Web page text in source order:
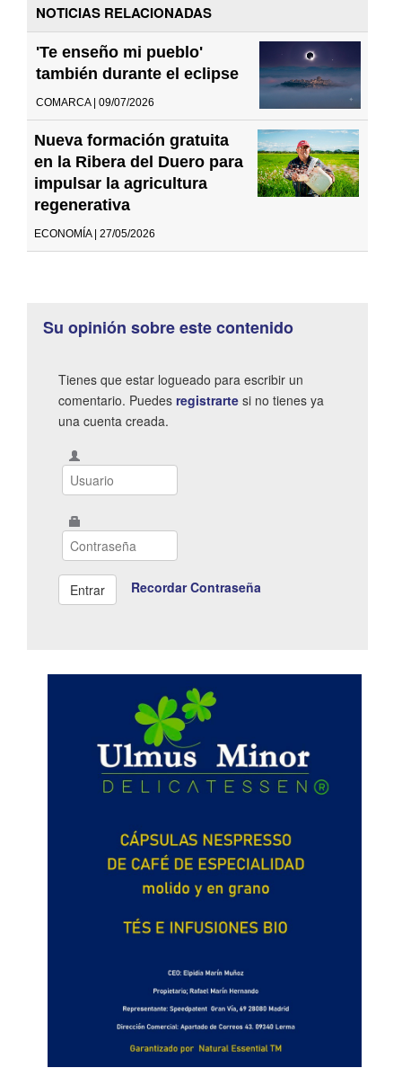
NOTICIAS RELACIONADAS
'Te enseño mi pueblo'
también durante el eclipse
COMARCA | 09/07/2026
Nueva formación gratuita
en la Ribera del Duero para
impulsar la agricultura
regenerativa
ECONOMÍA | 27/05/2026
Su opinión sobre este contenido
Tienes que estar logueado para escribir un
comentario. Puedes registrarte si no tienes ya
una cuenta creada.
Recordar Contraseña